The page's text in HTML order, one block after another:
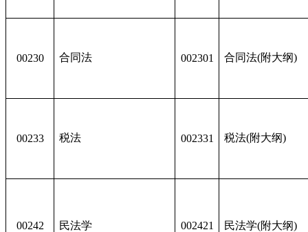
00230 合同法 002301 合同法(附大纲)
00233 税法 002331 税法(附大纲)
00242 民法学 002421 民法学(附大纲)